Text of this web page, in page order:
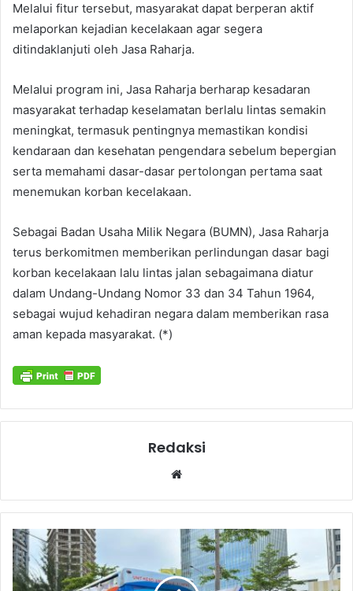
Melalui fitur tersebut, masyarakat dapat berperan aktif
melaporkan kejadian kecelakaan agar segera
ditindaklanjuti oleh Jasa Raharja.
Melalui program ini, Jasa Raharja berharap kesadaran
masyarakat terhadap keselamatan berlalu lintas semakin
meningkat, termasuk pentingnya memastikan kondisi
kendaraan dan kesehatan pengendara sebelum bepergian
serta memahami dasar-dasar pertolongan pertama saat
menemukan korban kecelakaan.
Sebagai Badan Usaha Milik Negara (BUMN), Jasa Raharja
terus berkomitmen memberikan perlindungan dasar bagi
korban kecelakaan lalu lintas jalan sebagaimana diatur
dalam Undang-Undang Nomor 33 dan 34 Tahun 1964,
sebagai wujud kehadiran negara dalam memberikan rasa
aman kepada masyarakat. (*)
Redaksi